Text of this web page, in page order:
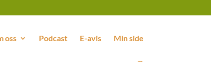
oss Podcast E-avis Min side